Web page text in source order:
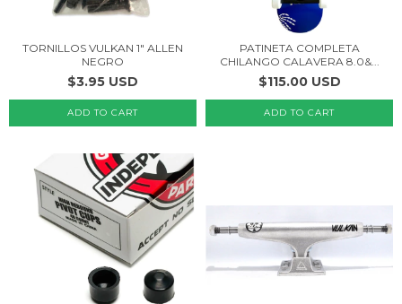
TORNILLOS VULKAN 1" ALLEN
NEGRO
$3.95 USD
PATINETA COMPLETA
CHILANGO CALAVERA 8.0&...
$115.00 USD